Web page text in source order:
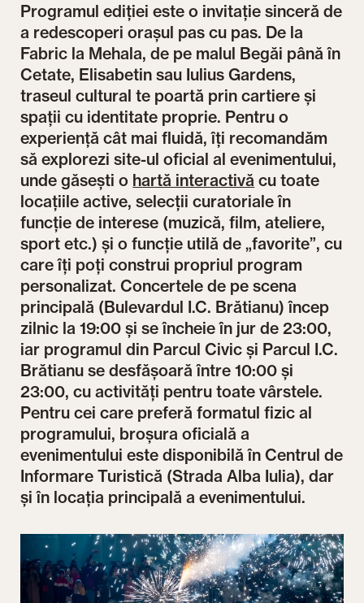
Programul ediției este o invitație sinceră de
a redescoperi orașul pas cu pas. De la
Fabric la Mehala, de pe malul Begăi până în
Cetate, Elisabetin sau Iulius Gardens,
traseul cultural te poartă prin cartiere și
spații cu identitate proprie. Pentru o
experiență cât mai fluidă, îți recomandăm
să explorezi site-ul oficial al evenimentului,
unde găsești o hartă interactivă cu toate
locațiile active, selecții curatoriale în
funcție de interese (muzică, film, ateliere,
sport etc.) și o funcție utilă de „favorite”, cu
care îți poți construi propriul program
personalizat. Concertele de pe scena
principală (Bulevardul I.C. Brătianu) încep
zilnic la 19:00 și se încheie în jur de 23:00,
iar programul din Parcul Civic și Parcul I.C.
Brătianu se desfășoară între 10:00 și
23:00, cu activități pentru toate vârstele.
Pentru cei care preferă formatul fizic al
programului, broșura oficială a
evenimentului este disponibilă în Centrul de
Informare Turistică (Strada Alba Iulia), dar
și în locația principală a evenimentului.